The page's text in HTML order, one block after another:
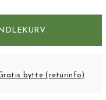
bytte (returinfo)